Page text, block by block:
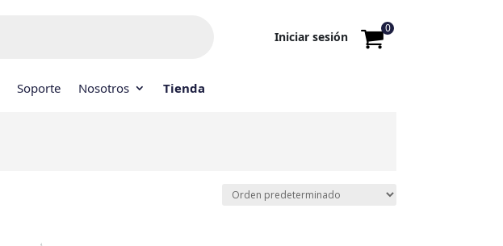
Iniciar sesión
0
Soporte Nosotros Tienda